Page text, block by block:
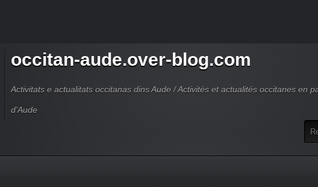
occitan-aude.over-blog.com
Activitats e actualitats occitanas dins Aude / Activités et actualités occitanes en
d'Aude